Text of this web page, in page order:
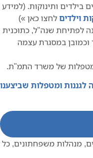
בילדים ותינוקות. (למידע
וילדיםלחצו כאן »)
לפתיחת שנה"ל, כתוכנית
וכמובן במסגרת עצמה
של משרד התמ"ת.
ומטפלות שביצענו
מנהלות משפחתונים, כל